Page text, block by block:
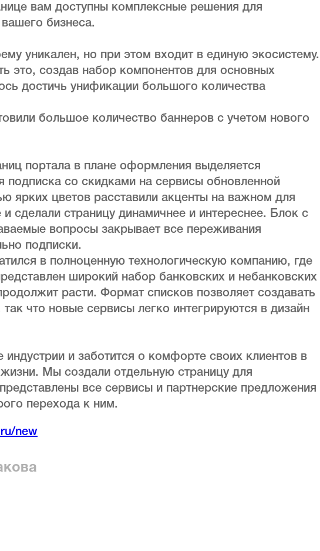
вам доступны комплексные решения для
бизнеса.
уникален, но при этом входит в единую экосистему.
это, создав набор компонентов для основных
достичь унификации большого количества
большое количество баннеров с учетом нового
портала в плане оформления выделяется
со скидками на сервисы обновленной
ярких цветов расставили акценты на важном для
и сделали страницу динамичнее и интереснее. Блок с
вопросы закрывает все переживания
подписки.
в полноценную технологическую компанию, где
широкий набор банковских и небанковских
расти. Формат списков позволяет создавать
что новые сервисы легко интегрируются в дизайн
и заботится о комфорте своих клиентов в
Мы создали отдельную страницу для
все сервисы и партнерские предложения
перехода к ним.
new